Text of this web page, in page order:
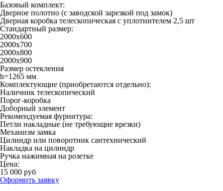
Базовый комплект:
Дверное полотно (с заводской зарезкой под замок)
Дверная коробка телескопическая с уплотнителем 2,5 шт
Стандартный размер:
2000х600
2000х700
2000х800
2000х900
Размер остекления
h=1265 мм
Комплектующие (приобретаются отдельно):
Наличник телескопический
Порог-коробка
Доборный элемент
Рекомендуемая фурнитура:
Петли накладные (не требующие врезки)
Механизм замка
Цилиндр или поворотник сантехнический
Накладка на цилиндр
Ручка нажимная на розетке
Цена:
15 000 руб
Оформить заявку